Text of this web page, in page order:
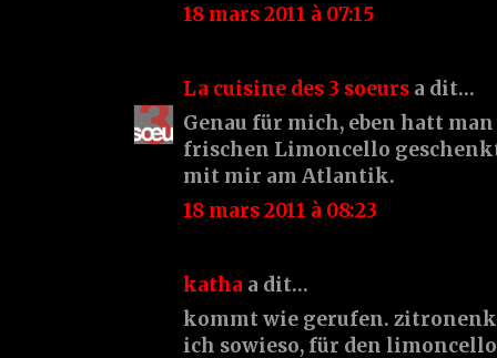
18 mars 2011 à 07:15
La cuisine des 3 soeurs a dit…
Genau für mich, eben hatt
frischen Limoncello
mit mir am Atlantik.
18 mars 2011 à 08:23
katha a dit…
kommt wie gerufen.
ich sowieso, für den